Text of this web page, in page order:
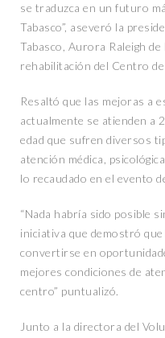
se traduzca en un futuro
Tabasco”, aseveró la
Tabasco, Aurora Raleigh
rehabilitación del Centro
Resaltó que las mejoras a
actualmente se atienden a
edad que sufren diversos
atención médica,
lo recaudado en el evento
“Nada habría sido posible
iniciativa que demostró
convertirse en
mejores condiciones de
centro” puntualizó.
Junto a la directora del